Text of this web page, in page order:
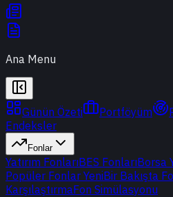
Ana Menu
Günün Özeti Portföyüm
Endeksler
Fonlar
Yatırım FonlarıBES FonlarıBorsa
Popüler Fonlar YeniBir Bakışta
KarşılaştırmaFon Simülasyonu